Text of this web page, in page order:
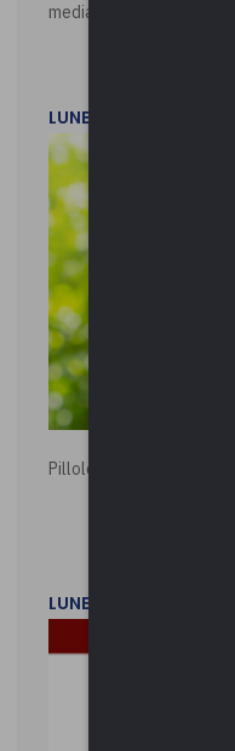
mediante procedura
LUNEDì 20 LUGLIO
Pillole ambientali | 2026
LUNEDì 2 FEBBRAIO